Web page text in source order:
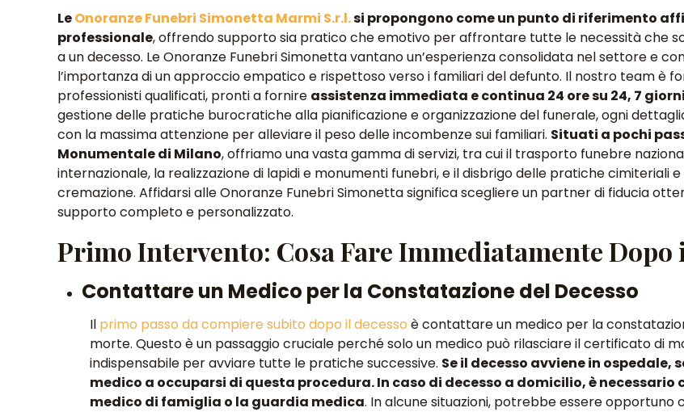
LeOnoranze Funebri Simonetta Marmi S.r.l.si propongono come un punto di riferimento
professionale, offrendo supporto sia pratico che emotivo per affrontare tutte le necessità che
a un decesso. Le Onoranze Funebri Simonettavantano un’esperienza consolidata nel settore e
l’importanza di un approccio empatico e rispettoso verso i familiari del defunto. Il nostro team è
professionisti qualificati, pronti a fornire assistenza immediata e continua 24 ore su 24, 7
gestione delle pratiche burocratiche alla pianificazione e organizzazione del funerale, ogni
con la massima attenzione per alleviare il peso delle incombenze sui familiari. Situati a pochi
Monumentale di Milano,offriamo una vasta gamma di servizi, tra cui il trasporto funebre
internazionale, la realizzazione di lapidi e monumenti funebri, e il disbrigo delle pratiche cimiteriali
cremazione. Affidarsi alle Onoranze Funebri Simonetta significa scegliere un partner di fiducia
supporto completo e personalizzato.
Primo Intervento: Cosa Fare Immediatamente Dopo
Contattare un Medico per la Constatazione del Decesso
Il primo passo da compiere subito dopo il decesso è contattare un medico per la
morte. Questo è un passaggio cruciale perché solo un medico può rilasciare il certificato di
indispensabile per avviare tutte le pratiche successive. Se il decesso avviene in ospedale,
medico a occuparsi di questa procedura. In caso di decesso a domicilio, è necessario
medico di famiglia o la guardia medica. In alcune situazioni, potrebbe essere opportuno